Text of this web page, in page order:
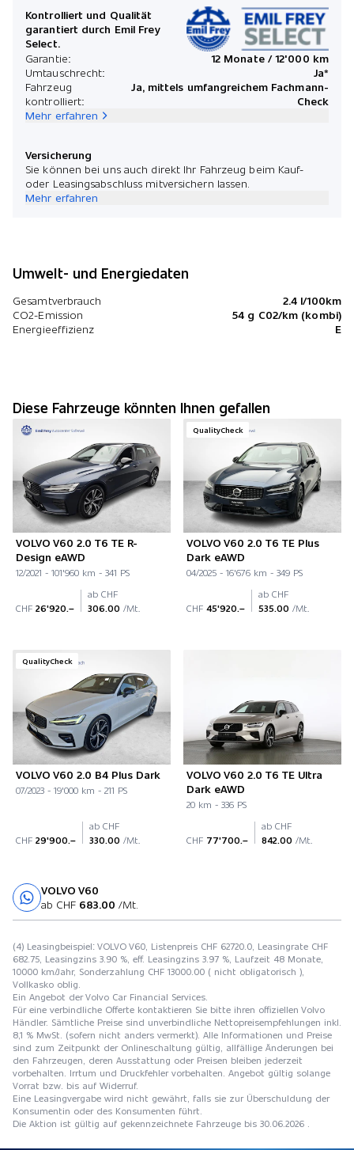
Kontrolliert und Qualität
garantiert durch Emil Frey
Select.
Garantie:
12 Monate / 12'000 km
Umtauschrecht:
Ja*
Fahrzeug
kontrolliert:
Ja, mittels umfangreichem Fachmann-
Check
Mehr erfahren
Versicherung
Sie können bei uns auch direkt Ihr Fahrzeug beim Kauf-
oder Leasingsabschluss mitversichern lassen.
Mehr erfahren
Umwelt- und Energiedaten
Gesamtverbrauch
2.4 l/100km
CO2-Emission
54 g C02/km (kombi)
Energieeffizienz
E
Diese Fahrzeuge könnten Ihnen gefallen
VOLVO V60 2.0 T6 TE R-
Design eAWD
12/2021 - 101'960 km - 341 PS
CHF 26'920.–
ab CHF
306.00 /Mt.
QualityCheck
VOLVO V60 2.0 T6 TE Plus
Dark eAWD
04/2025 - 16'676 km - 349 PS
CHF 45'920.–
ab CHF
535.00 /Mt.
QualityCheck
VOLVO V60 2.0 B4 Plus Dark
07/2023 - 19'000 km - 211 PS
CHF 29'900.–
ab CHF
330.00 /Mt.
VOLVO V60 2.0 T6 TE Ultra
Dark eAWD
20 km - 336 PS
CHF 77'700.–
ab CHF
842.00 /Mt.
VOLVO V60
ab CHF 683.00 /Mt.
(4) Leasingbeispiel: VOLVO V60, Listenpreis CHF 62720.0, Leasingrate CHF
682.75, Leasingzins 3.90 %, eff. Leasingzins 3.97 %, Laufzeit 48 Monate,
10000 km/Jahr, Sonderzahlung CHF 13000.00 ( nicht obligatorisch ),
Vollkasko oblig.
Ein Angebot der Volvo Car Financial Services.
Für eine verbindliche Offerte kontaktieren Sie bitte ihren offiziellen Volvo
Händler. Sämtliche Preise sind unverbindliche Nettopreisempfehlungen inkl.
8,1 % MwSt. (sofern nicht anders vermerkt). Alle Informationen und Preise
sind zum Zeitpunkt der Onlineschaltung gültig, allfällige Änderungen bei
den Fahrzeugen, deren Ausstattung oder Preisen bleiben jederzeit
vorbehalten. Irrtum und Druckfehler vorbehalten. Angebot gültig solange
Vorrat bzw. bis auf Widerruf.
Eine Leasingvergabe wird nicht gewährt, falls sie zur Überschuldung der
Konsumentin oder des Konsumenten führt.
Die Aktion ist gültig auf gekennzeichnete Fahrzeuge bis 30.06.2026 .